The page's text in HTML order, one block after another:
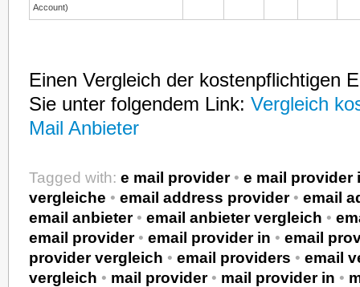
Account)
Einen Vergleich der kostenpflichtigen
Sie unter folgendem Link: Vergleich
Mail Anbieter
Tagged with: e mail provider• e mail provider
vergleiche • email address provider• email
email anbieter• email anbieter vergleich •
email provider• email provider in • email
provider vergleich • email providers • email
vergleich • mail provider• mail provider in •